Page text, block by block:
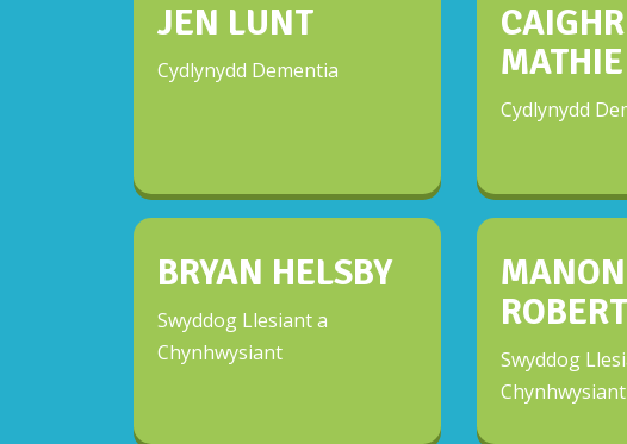
JEN LUNT
Cydlynydd Dementia
MATHIE
Cydlynydd
BRYAN HELSBY
Swyddog Llesiant a
Chynhwysiant
MANON
Swyddog
Chynhwysiant